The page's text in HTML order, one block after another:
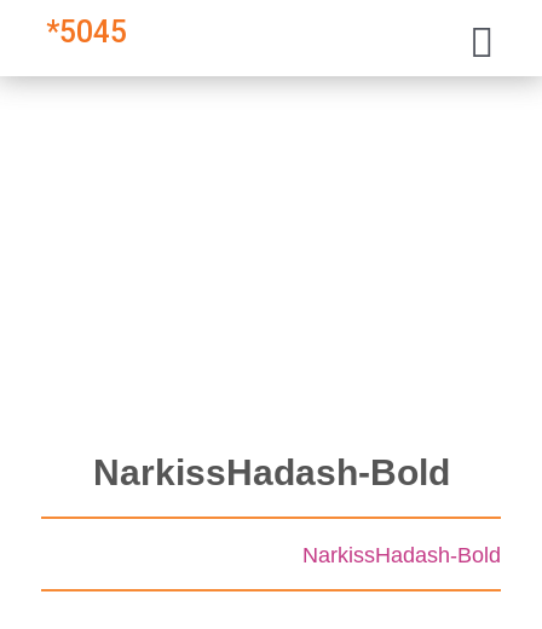
5045
*
NarkissHadash-Bold
NarkissHadash-Bold